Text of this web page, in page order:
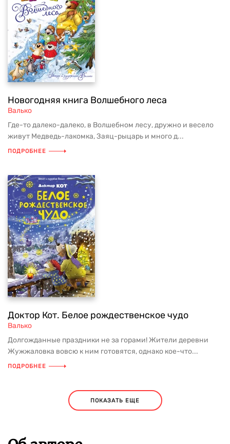
Новогодняя книга Волшебного леса
Валько
Где-то далеко-далеко, в Волшебном лесу, дружно и весело
живут Медведь-лакомка, Заяц-рыцарь и много д...
ПОДРОБНЕЕ
Доктор Кот. Белое рождественское чудо
Валько
Долгожданные праздники не за горами! Жители деревни
Жужжаловка вовсю к ним готовятся, однако кое-что...
ПОДРОБНЕЕ
ПОКАЗАТЬ ЕЩЕ